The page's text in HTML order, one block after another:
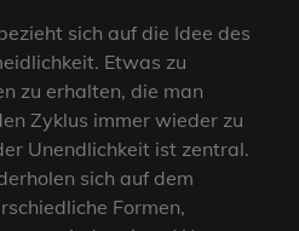
sich auf die Idee des
Etwas zu
zu erhalten, die man
Zyklus immer wieder zu
Unendlichkeit ist zentral.
sich auf dem
Formen,